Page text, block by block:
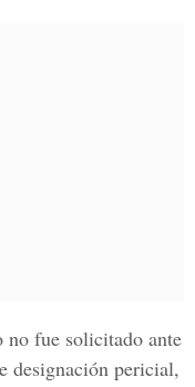
no fue solicitado ante
designación pericial,